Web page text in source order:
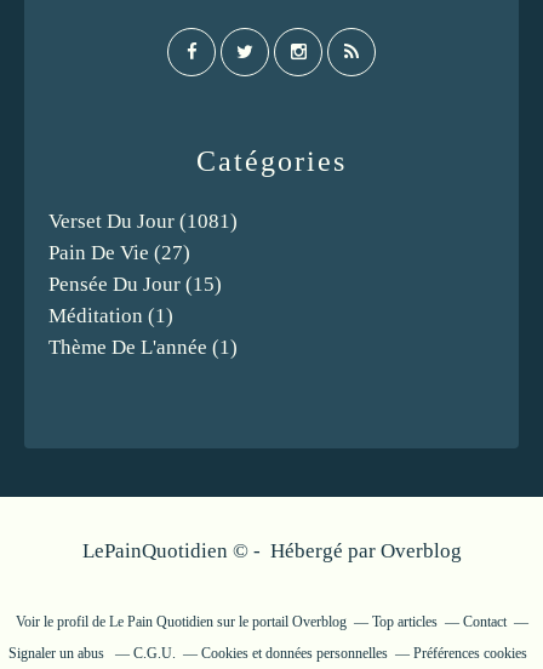
Catégories
Verset Du Jour (1081)
Pain De Vie (27)
Pensée Du Jour (15)
Méditation (1)
Thème De L'année (1)
LePainQuotidien © - Hébergé par Overblog
Voir le profil de Le Pain Quotidiensur le portail Overblog Top articles
Contact
Signaler un abus
C.G.U. Cookies et données personnelles Préférences cookies